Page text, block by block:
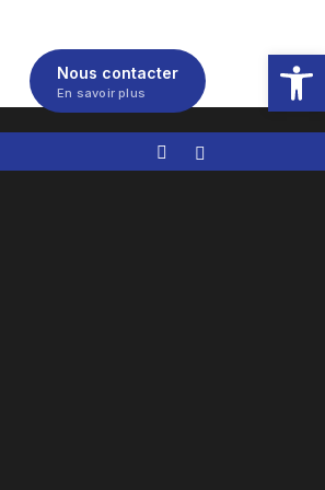
Nous contacter
En savoir plus
Ouvrir